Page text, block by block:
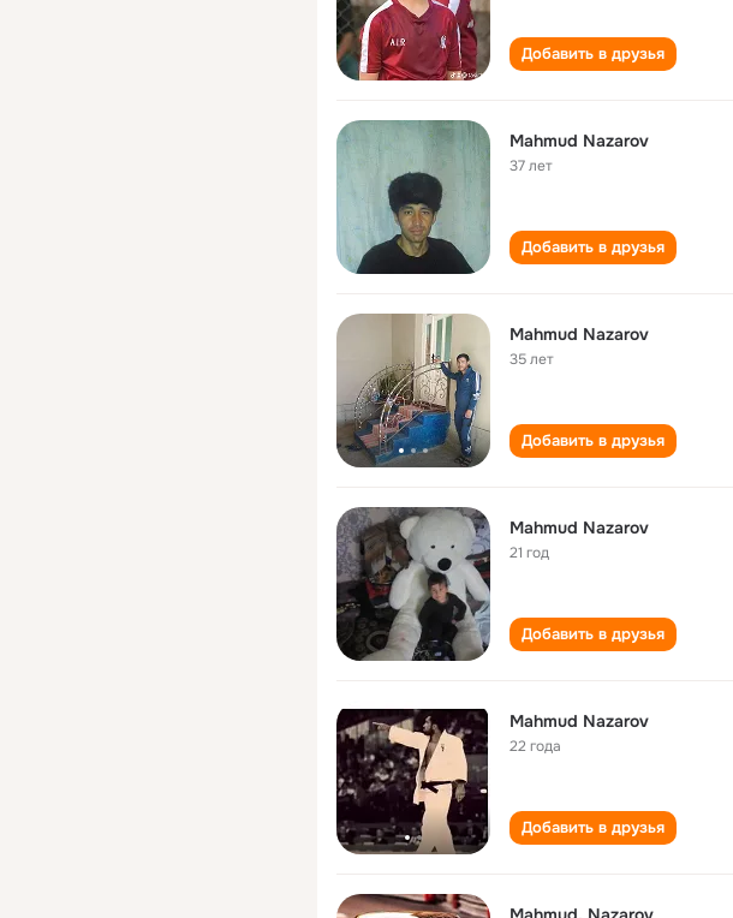
Добавить в друзья
Mahmud Nazarov
37 лет
Добавить в друзья
Mahmud Nazarov
35 лет
Добавить в друзья
Mahmud Nazarov
21 год
Добавить в друзья
Mahmud Nazarov
22 года
Добавить в друзья